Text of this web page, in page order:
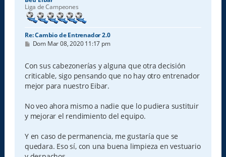
Liga de Campeones
Re: Cambio de Entrenador 2.0
M
s
a
j
e
Dom Mar 08, 2020 11:17 pm
Con sus cabezonerías y alguna que otra decisión
criticable, sigo pensando que no hay otro entrenador
mejor para nuestro Eibar.
No veo ahora mismo a nadie que lo pudiera sustituir
y mejorar el rendimiento del equipo.
Y en caso de permanencia, me gustaría que se
quedara. Eso sí, con una buena limpieza en vestuario